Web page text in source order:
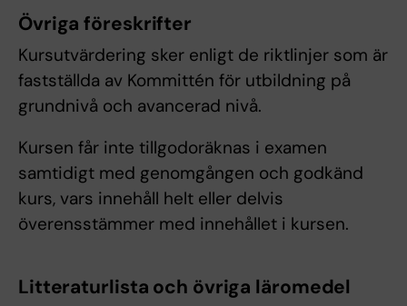
Övriga föreskrifter
Kursutvärdering sker enligt de riktlinjer som är
fastställda av Kommittén för utbildning på
grundnivå och avancerad nivå.
Kursen får inte tillgodoräknas i examen
samtidigt med genomgången och godkänd
kurs, vars innehåll helt eller delvis
överensstämmer med innehållet i kursen.
Litteraturlista och övriga läromedel